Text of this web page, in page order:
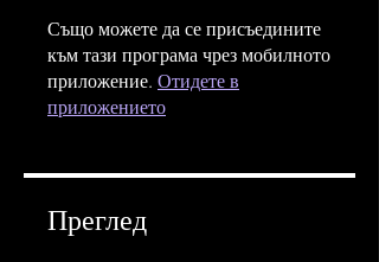
Също можете да се присъедините
към тази програма чрез мобилното
приложение. Отидете в
приложението
Преглед